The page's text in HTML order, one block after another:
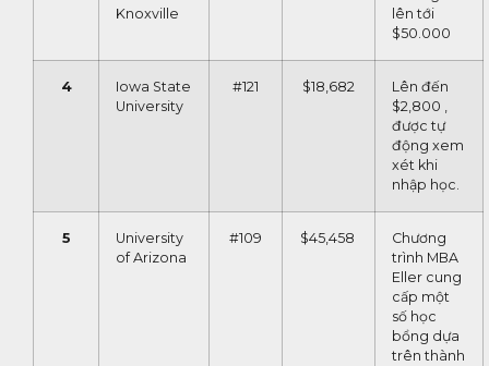
Knoxville
lên tới
$50.000
4
Iowa State
University
#121 $18,682
Lên đến
$2,800 ,
được tự
động xem
xét khi
nhập học.
5
University
of Arizona
#109 $45,458
Chương
trình MBA
Eller cung
cấp một
số học
bổng dựa
trên thành